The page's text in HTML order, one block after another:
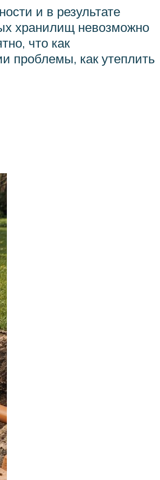
и в результате
хранилищ невозможно
что как
проблемы, как утеплить